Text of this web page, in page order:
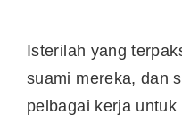
Isterilah yang
suami mereka, dan
pelbagai kerja